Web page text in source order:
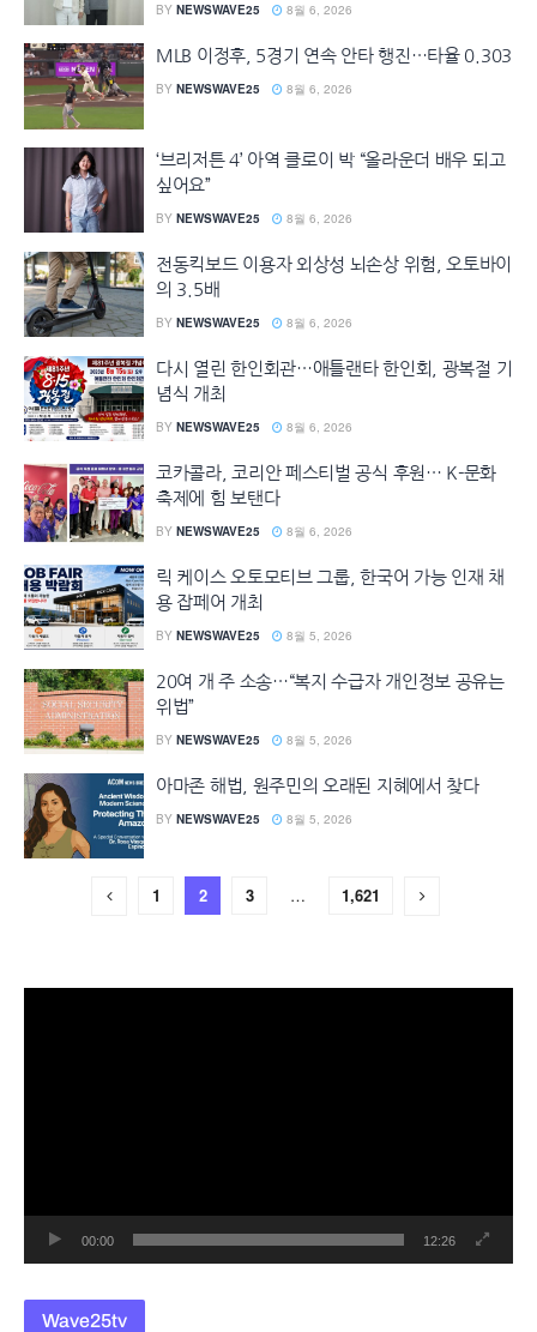
BY NEWSWAVE25 8월 6, 2026
MLB 이정후, 5경기 연속 안타 행진…타율 0.303
BY NEWSWAVE25 8월 6, 2026
‘브리저튼 4’ 아역 클로이 박 “올라운더 배우 되고
싶어요”
BY NEWSWAVE25 8월 6, 2026
전동킥보드 이용자 외상성 뇌손상 위험, 오토바이
의 3.5배
BY NEWSWAVE25 8월 6, 2026
다시 열린 한인회관…애틀랜타 한인회, 광복절 기
념식 개최
BY NEWSWAVE25 8월 6, 2026
코카콜라, 코리안 페스티벌 공식 후원… K-문화
축제에 힘 보탠다
BY NEWSWAVE25 8월 6, 2026
릭 케이스 오토모티브 그룹, 한국어 가능 인재 채
용 잡페어 개최
BY NEWSWAVE25 8월 5, 2026
20여 개 주 소송…“복지 수급자 개인정보 공유는
위법”
BY NEWSWAVE25 8월 5, 2026
아마존 해법, 원주민의 오래된 지혜에서 찾다
BY NEWSWAVE25 8월 5, 2026
1 2 3 … 1,621
00:00 12:26
Wave25tv